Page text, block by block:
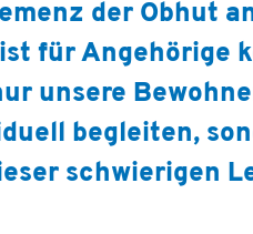
der Obhut
für Angehörige
unsere
begleiten,
schwierigen